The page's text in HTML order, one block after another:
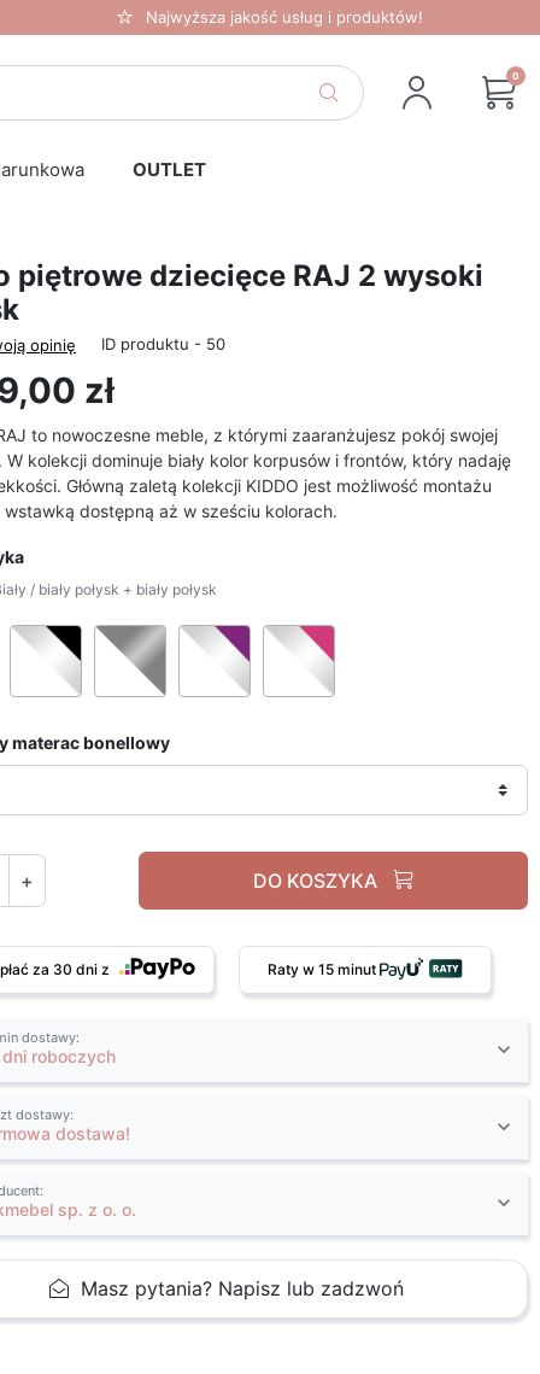
Najwyższa jakość usług i produktów!
0
OUTLET
piętrowe dziecięce RAJ 2 wysoki
opinię ID produktu - 50
zł
to nowoczesne meble, z którymi zaaranżujesz pokój swojej
W kolekcji dominuje biały kolor korpusów i frontów, który nadaję
Główną zaletą kolekcji KIDDO jest możliwość montażu
dostępną aż w sześciu kolorach.
/ biały połysk + biały połysk
/ biały połysk + biały połysk
Biały / biały połysk + czarny połysk
Biały / biały połysk + szary połysk
Biały / biały połysk + fioletowy
materac bonellowy
+ DO KOSZYKA
za 30 dni z Raty w 15 minut
dostawy:
roboczych
dostawy:
dostawa!
sp. z o. o.
Masz pytania? Napisz lub zadzwoń